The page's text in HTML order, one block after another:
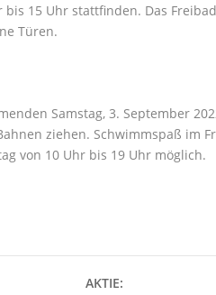
15 Uhr stattfinden. Das
Türen.
Samstag, 3. September
ziehen. Schwimmspaß im
von 10 Uhr bis 19 Uhr möglich.
AKTIE: